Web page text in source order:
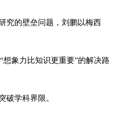
究的壁垒问题，刘鹏以梅西
想象力比知识更重要”的解决路
破学科界限。